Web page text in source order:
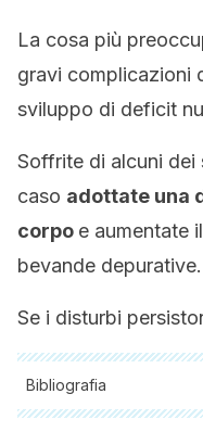
La cosa più
gravi complicazioni
sviluppo di deficit
Soffrite di alcuni dei
caso adottate una
corpo e aumentate
bevande depurative.
Se i disturbi
Bibliografia
Tutte le fonti citate sono